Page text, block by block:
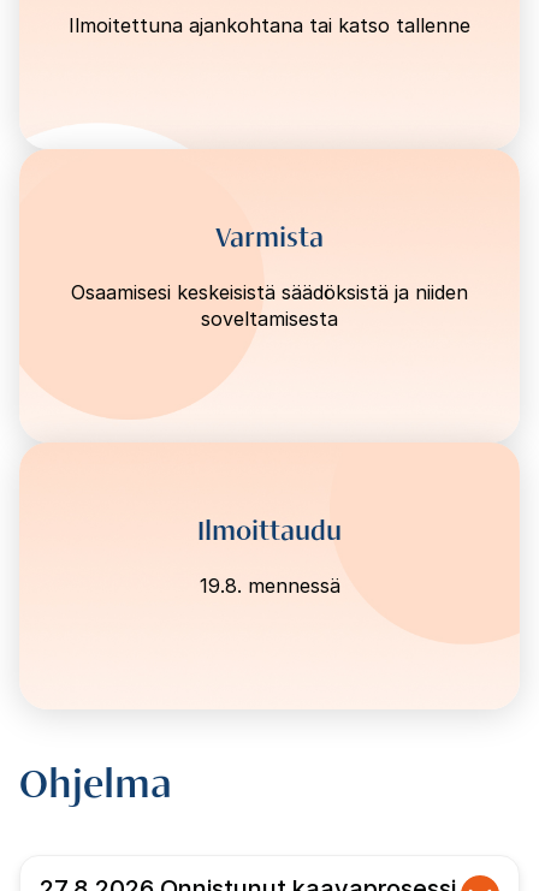
Ilmoitettuna ajankohtana tai katso tallenne
Varmista
Osaamisesi keskeisistä säädöksistä ja niiden
soveltamisesta
Ilmoittaudu
19.8. mennessä
Ohjelma